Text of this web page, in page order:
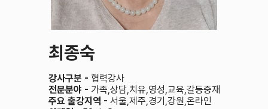
최종숙
강사구분 - 협력강사
전문분야 - 가족,상담,치유,영성,교육,갈등중재
주요 출강지역 - 서울,제주,경기,강원,온라인